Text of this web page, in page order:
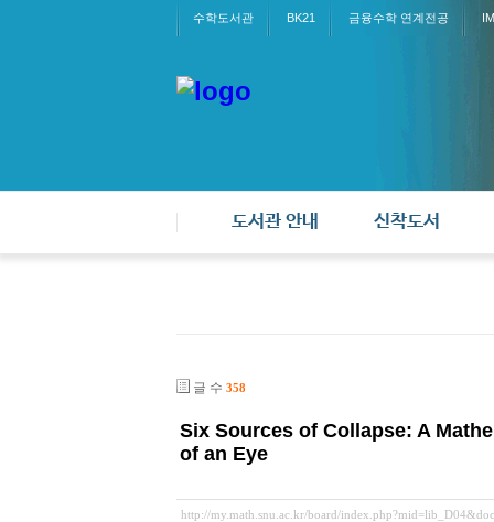
수학도서관 BK21 금융수학 연계전공
도서관 안내 신착도서
글 수 358
Six Sources of Collapse: A
of an Eye
http://my.math.snu.ac.kr/board/